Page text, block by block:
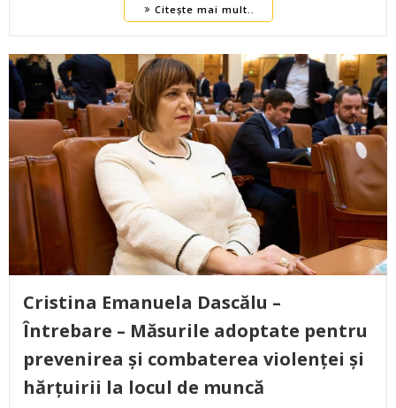
Citește mai mult..
Cristina Emanuela Dascălu –
Întrebare – Măsurile adoptate pentru
prevenirea și combaterea violenței și
hărțuirii la locul de muncă